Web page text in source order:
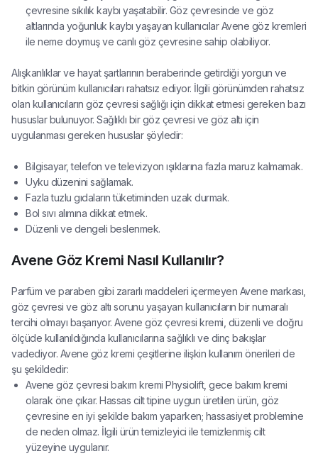
çevresine sıkılık kaybı yaşatabilir. Göz çevresinde ve göz
altlarında yoğunluk kaybı yaşayan kullanıcılar Avene göz kremleri
ile neme doymuş ve canlı göz çevresine sahip olabiliyor.
Alışkanlıklar ve hayat şartlarının beraberinde getirdiği yorgun ve
bitkin görünüm kullanıcıları rahatsız ediyor. İlgili görünümden rahatsız
olan kullanıcıların göz çevresi sağlığı için dikkat etmesi gereken bazı
hususlar bulunuyor. Sağlıklı bir göz çevresi ve göz altı için
uygulanması gereken hususlar şöyledir:
Bilgisayar, telefon ve televizyon ışıklarına fazla maruz kalmamak.
Uyku düzenini sağlamak.
Fazla tuzlu gıdaların tüketiminden uzak durmak.
Bol sıvı alımına dikkat etmek.
Düzenli ve dengeli beslenmek.
Avene Göz Kremi Nasıl Kullanılır?
Parfüm ve paraben gibi zararlı maddeleri içermeyen Avene markası,
göz çevresi ve göz altı sorunu yaşayan kullanıcıların bir numaralı
tercihi olmayı başarıyor. Avene göz çevresi kremi, düzenli ve doğru
ölçüde kullanıldığında kullanıcılarına sağlıklı ve dinç bakışlar
vadediyor. Avene göz kremi çeşitlerine ilişkin kullanım önerileri de
şu şekildedir:
Avene göz çevresi bakım kremi Physiolift, gece bakım kremi
olarak öne çıkar. Hassas cilt tipine uygun üretilen ürün, göz
çevresine en iyi şekilde bakım yaparken; hassasiyet problemine
de neden olmaz. İlgili ürün temizleyici ile temizlenmiş cilt
yüzeyine uygulanır.